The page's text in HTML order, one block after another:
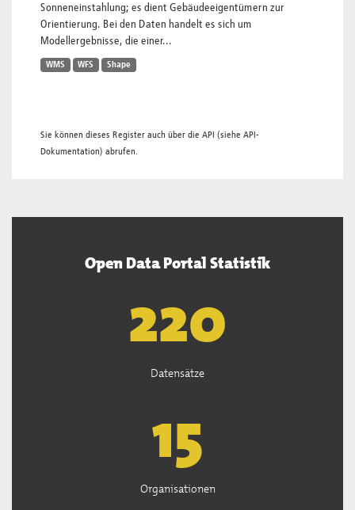
Sonneneinstahlung; es dient Gebäudeeigentümern zur
Orientierung. Bei den Daten handelt es sich um
Modellergebnisse, die einer...
WMS WFS Shape
Sie können dieses Register auch über die API (siehe API-
Dokumentation) abrufen.
Open Data Portal Statistik
222
Datensätze
15
Organisationen